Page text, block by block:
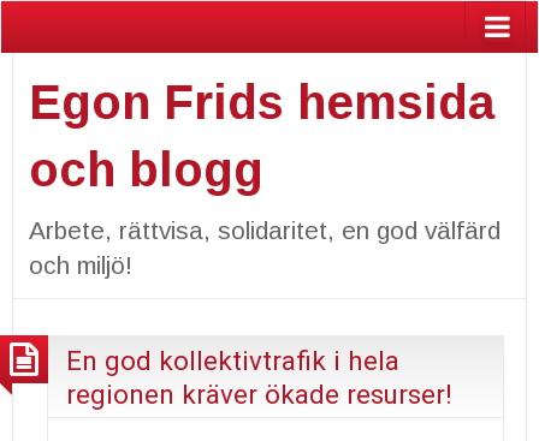
Egon Frids hemsida
och blogg
Arbete, rättvisa, solidaritet, en god välfärd
och miljö!
En god kollektivtrafik i hela
regionen kräver ökade resurser!